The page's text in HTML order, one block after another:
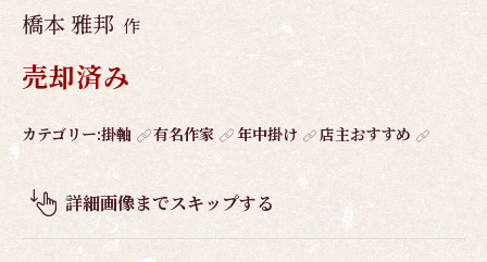
橋本 雅邦 作
売却済み
作
概
要
カテゴリー:掛軸 有名作家 年中掛け 店主おすすめ
詳細画像までスキップする